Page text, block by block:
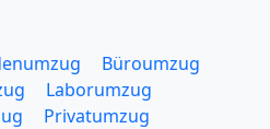
Büroumzug
Laborumzug
Privatumzug